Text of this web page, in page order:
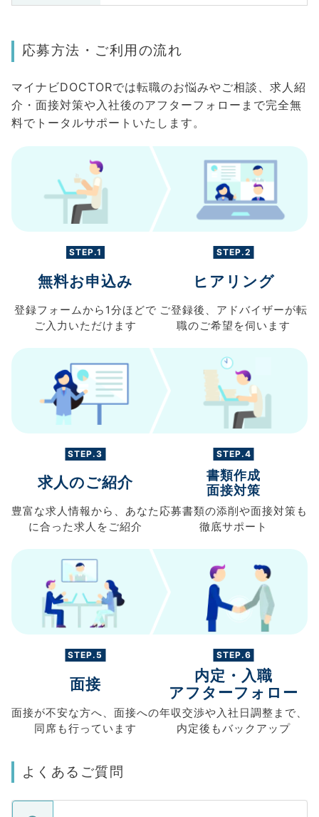
応募方法・ご利用の流れ
マイナビDOCTORでは転職のお悩みやご相談、求人紹
介・面接対策や入社後のアフターフォローまで完全無
料でトータルサポートいたします。
STEP.1
無料お申込み
登録フォームから 1分ほどで
ご入力 いただけます
STEP.2
ヒアリング
ご登録後、 アドバイザーが転
職のご希望を伺います
STEP.3
求人のご紹介
豊富な求人情報から、 あなた
に合った求人を ご紹介
STEP.4
書類作成
面接対策
応募書類の添削や面接対策も
徹底サポート
STEP.5
面接
面接が不安な方へ、 面接への
同席も行っています
STEP.6
内定・入職
アフターフォロー
年収交渉や入社日調整まで、
内定後もバックアップ
よくあるご質問